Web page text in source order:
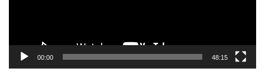
00:00 48:15